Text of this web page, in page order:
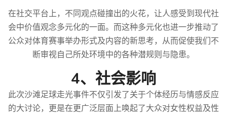
在社交平台上，不同观点碰撞出的火花，让人感受到现代社
会中价值观念多元化的一面。而这种多元化也进一步推动了
公众对体育赛事举办形式及内容的新思考，从而促使我们不
断审视自己所处环境中的各种潜规则与隐患。
4、社会影响
此次沙滩足球走光事件不仅引发了关于个体经历与情感反应
的大讨论，更是在更广泛层面上唤起了大众对女性权益及性